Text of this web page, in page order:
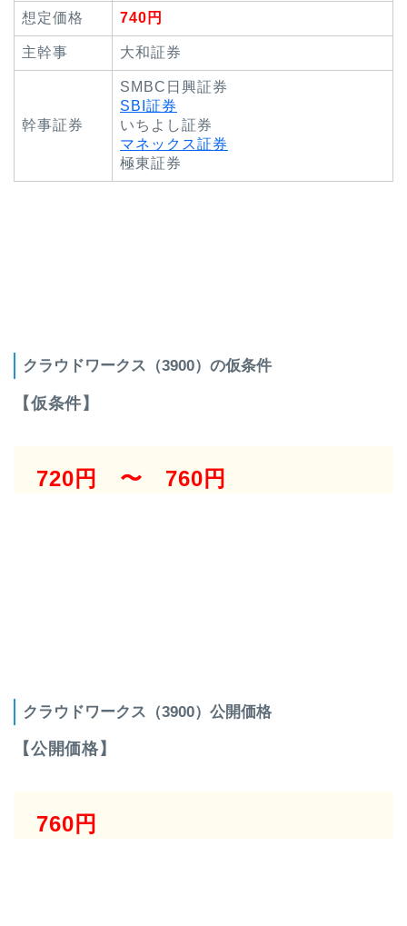
想定価格 740円
主幹事 大和証券
幹事証券
SMBC日興証券
SBI証券
いちよし証券
マネックス証券
極東証券
クラウドワークス（3900）の仮条件
【仮条件】
720円 〜 760円
クラウドワークス（3900）公開価格
【公開価格】
760円